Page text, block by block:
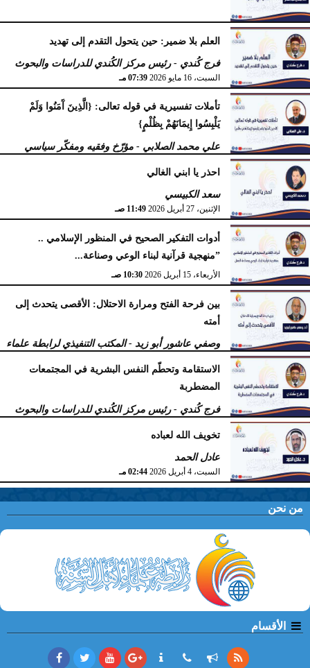
العلم بلا ضمير: حين يتحول التقدم إلى تهديد
فرج كُندي - رئيس مركز الكُندي للدراسات والبحوث
السبت، 16 مايو 2026 07:39 مـ
تأملات تفسيرية في قوله تعالى: {الَّذِينَ آَمَنُوا وَلَمْ
يَلْبِسُوا إِيمَانَهُمْ بِظُلْمٍ}
علي محمد الصلابي - مؤرّخ وفقيه ومفكّر سياسي
الإثنين، 27 أبريل 2026 11:55 صـ
احذر يا ابني الغالي
سعد الكبيسي
الإثنين، 27 أبريل 2026 11:49 صـ
أدوات التفكير الصحيح في المنظور الإسلامي ..
”منهجية قرآنية لبناء الوعي وصناعة...
الأربعاء، 15 أبريل 2026 10:30 صـ
بين فرحة الفتح ومرارة الاحتلال: الأقصى يتحدث إلى
أمته
وصفي عاشور أبو زيد - المكتب التنفيذي لرابطة علماء
أهل السنّة
الخميس، 9 أبريل 2026 11:38 صـ
الاستقامة وتحطّم النفس البشرية في المجتمعات
المضطربة
فرج كُندي - رئيس مركز الكُندي للدراسات والبحوث
السبت، 4 أبريل 2026 02:51 مـ
تخويف الله لعباده
عادل الحمد
السبت، 4 أبريل 2026 02:44 مـ
من نحن
الأقسام